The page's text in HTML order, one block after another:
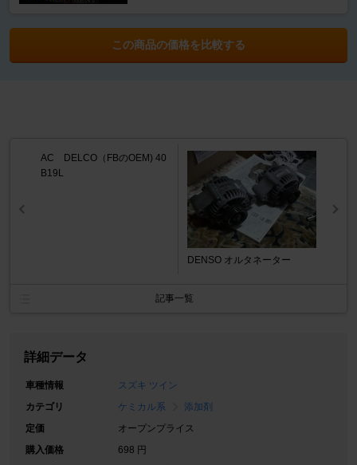
この商品の価格を比較する
AC DELCO（FBのOEM) 40
B19L
DENSO オルタネーター
記事一覧
詳細データ
車種情報
スズキ ツイン
カテゴリ
ケミカル系
添加剤
定価
オープンプライス
購入価格
698 円